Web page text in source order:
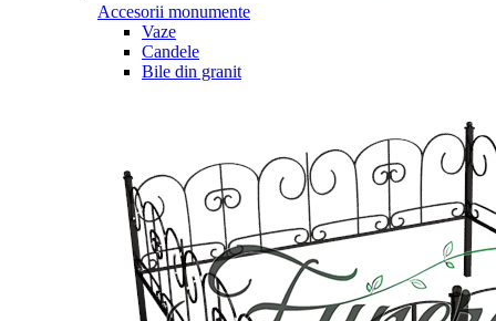
Accesorii monumente
Vaze
Candele
Bile din granit